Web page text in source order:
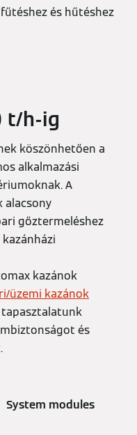
és hűtéshez
t/h-ig
köszönhetően a
alkalmazási
A
alacsony
gőztermeléshez
kazánok
üzemi kazánok
és
System modules